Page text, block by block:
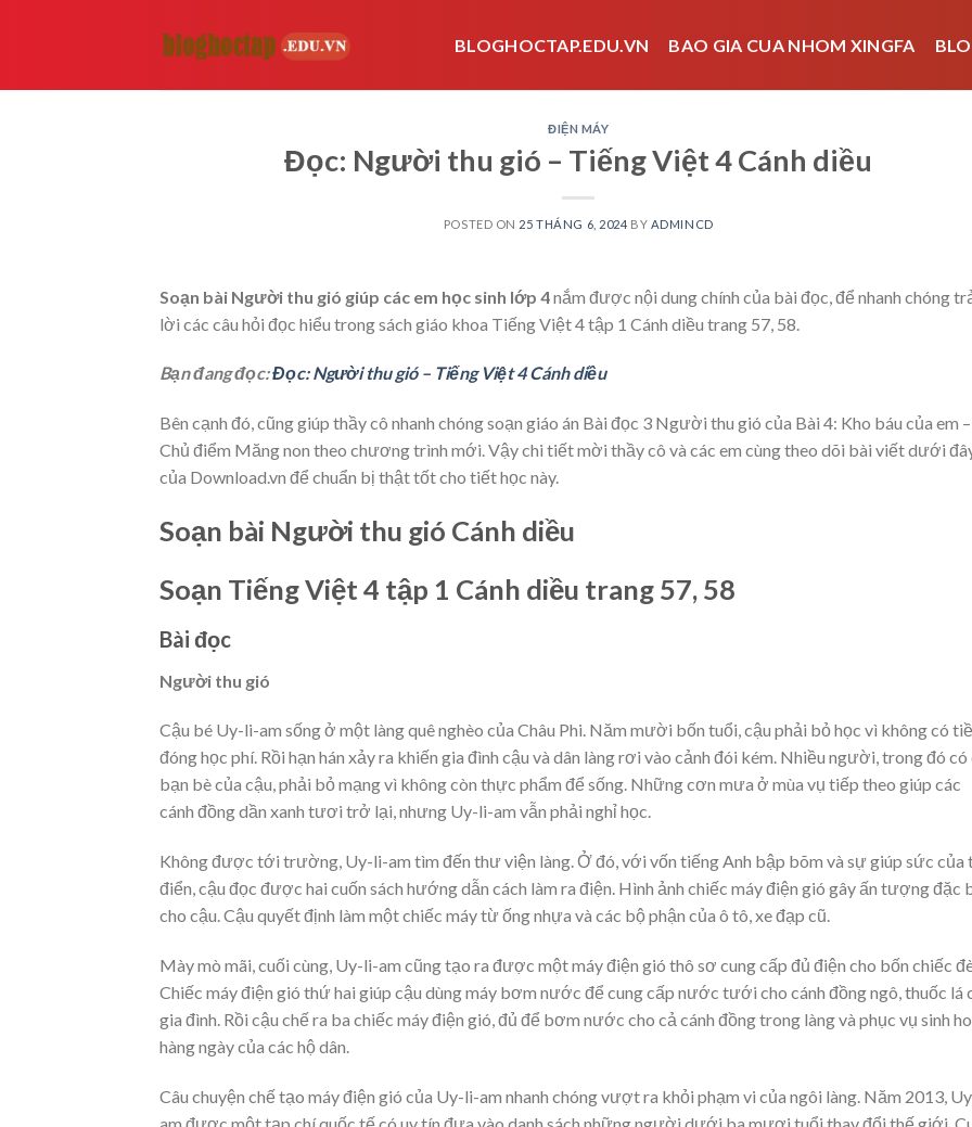
BLOGHOCTAP.EDU.VN BAO GIA CUA NHOM XINGFA
ĐIỆN MÁY
Đọc: Người thu gió – Tiếng Việt 4 Cánh diều
POSTED ON 25 THÁNG 6, 2024 BY ADMINCD
Soạn bài Người thu gió giúp các em học sinh lớp 4nắm được nội dung chính của bài đọc, để nhanh chóng
lời các câu hỏi đọc hiểu trong sách giáo khoa Tiếng Việt 4 tập 1 Cánh diều trang 57, 58.
Bạn đang đọc:Đọc: Người thu gió – Tiếng Việt 4 Cánh diều
Bên cạnh đó, cũng giúp thầy cô nhanh chóng soạn giáo án Bài đọc 3 Người thu gió của Bài 4: Kho báu của em –
Chủ điểm Măng non theo chương trình mới. Vậy chi tiết mời thầy cô và các em cùng theo dõi bài viết dưới
của Download.vn để chuẩn bị thật tốt cho tiết học này.
Soạn bài Người thu gió Cánh diều
Soạn Tiếng Việt 4 tập 1 Cánh diều trang 57, 58
Bài đọc
Người thu gió
Cậu bé Uy-li-am sống ở một làng quê nghèo của Châu Phi. Năm mười bốn tuổi, cậu phải bỏ học vì không có
đóng học phí. Rồi hạn hán xảy ra khiến gia đình cậu và dân làng rơi vào cảnh đói kém. Nhiều người, trong đó có
bạn bè của cậu, phải bỏ mạng vì không còn thực phẩm để sống. Những cơn mưa ở mùa vụ tiếp theo giúp các
cánh đồng dần xanh tươi trở lại, nhưng Uy-li-am vẫn phải nghỉ học.
Không được tới trường, Uy-li-am tìm đến thư viện làng. Ở đó, với vốn tiếng Anh bập bõm và sự giúp sức của
điển, cậu đọc được hai cuốn sách hướng dẫn cách làm ra điện. Hình ảnh chiếc máy điện gió gây ấn tượng đặc
cho cậu. Cậu quyết định làm một chiếc máy từ ống nhựa và các bộ phận của ô tô, xe đạp cũ.
Mày mò mãi, cuối cùng, Uy-li-am cũng tạo ra được một máy điện gió thô sơ cung cấp đủ điện cho bốn chiếc
Chiếc máy điện gió thứ hai giúp cậu dùng máy bơm nước để cung cấp nước tưới cho cánh đồng ngô, thuốc lá
gia đình. Rồi cậu chế ra ba chiếc máy điện gió, đủ để bơm nước cho cả cánh đồng trong làng và phục vụ sinh
hàng ngày của các hộ dân.
Câu chuyện chế tạo máy điện gió của Uy-li-am nhanh chóng vượt ra khỏi phạm vi của ngôi làng. Năm 2013,